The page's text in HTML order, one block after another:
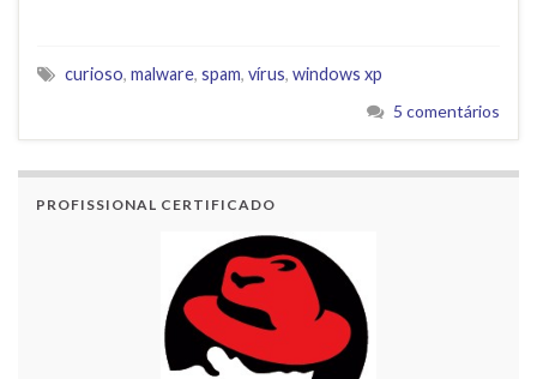
curioso, malware, spam, vírus, windows xp
5 comentários
PROFISSIONAL CERTIFICADO